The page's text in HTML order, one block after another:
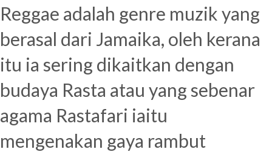
Reggae adalah genre muzik yang
berasal dari Jamaika, oleh kerana
itu ia sering dikaitkan dengan
budaya Rasta atau yang sebenar
agama Rastafari iaitu
mengenakan gaya rambut